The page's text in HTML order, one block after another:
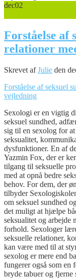
dec02
Forståelse af
relationer
Skrevet afJulie den
Forståelse af seksuel
vejledning
Sexologi er en vigtig
seksuel sundhed,
sig til en sexolog for
seksualitet,
dysfunktioner. En af
Yazmin Fox, der er
tilgang til seksuelle
med at opnå bedre
behov. For dem, der
tilbyder
om seksuel sundhed
det muligt at hjælpe
seksualitet og arbejde
forhold. Sexologer
seksuelle relationer,
kan være med til at
sexolog er mere end
fungerer også som en
bryde tabuer og fjerne